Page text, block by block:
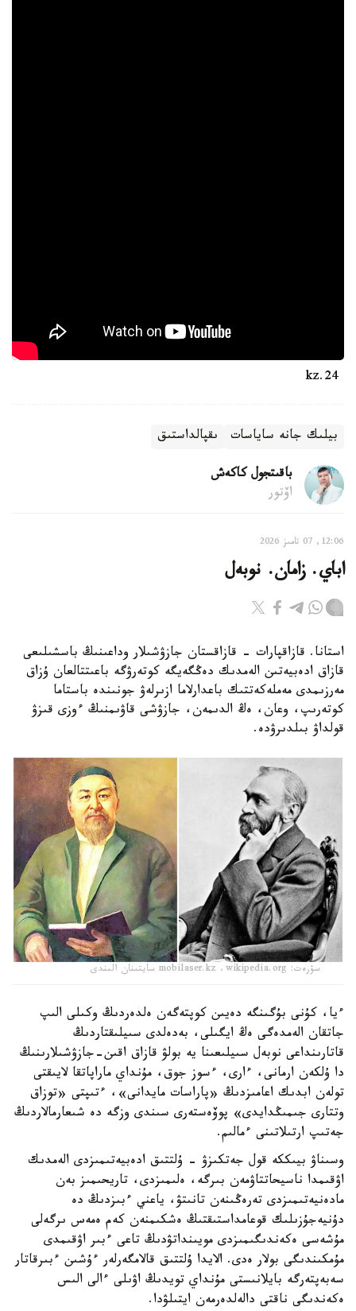
بيلىك جانە ساياسات ىقپالداستىق
باقىتجول كاكەش
اۆتور
12:06, 07 تامىز 2026
اباي. زامان. نوبەل
استانا. قازاقپارات - قازاقستان جازۋشىلار وداعىنىڭ باسشىلىعى
قازاق ادەبيەتىن الەمدىك دەڭگەيگە كوتەرۋگە باعىتتالعان ۇزاق
مەرزىمدى مەملەكەتتىك باعدارلاما ازىرلەۋ جونىندە باستاما
كوتەرىپ، وعان، ەڭ الدىمەن، جازۋشى قاۋىمنىڭ ءوزى قىزۋ
قولداۋ بىلدىرۋدە.
سۋرەت: mobilaser.kz ،wikipedia.org سايتىنان الىندى
ءيا، كۇنى بۇگىنگە دەيىن كوپتەگەن ەلدەردىڭ وكىلى الىپ
جاتقان الەمدەگى ەڭ ايگىلى، بەدەلدى سىيلىقتاردىڭ
قاتارىنداعى نوبەل سىيلىعىنا يە بولۋ قازاق اقىن-جازۋشىلارىنىڭ
دا ۇلكەن ارمانى، ءارى، ءسوز جوق، مۇنداي ماراپاتقا لايىقتى
تولەن ابدىك اعامىزدىڭ «پاراسات مايدانى»، ءتىپتى «توزاق
وتتارى جىمىڭدايدى» پوۆەستەرى سىندى وزگە دە شىعارمالاردىڭ
جەتىپ ارتىلاتىنى ءمالىم.
وسىناۋ بيىككە قول جەتكىزۋ - ۇلتتىق ادەبيەتىمىزدى الەمدىك
اۋقىمدا ناسيحاتتاۋمەن بىرگە، ەلىمىزدى، تاريحىمىز بەن
مادەنيەتىمىزدى تەرەڭىنەن تانىتۋ، ياعني ءبىزدىڭ دە
دۇنيەجۇزىلىك قوعامداستىقتىڭ ەشكىمنەن كەم ەمەس ىرگەلى
مۇشەسى ەكەندىگىمىزدى مويىنداتۋدىڭ تاعى ءبىر اۋقىمدى
مۇمكىندىگى بولار ەدى. الايدا ۇلتتىق قالامگەرلەر ءۇشىن ءبىرقاتار
سەبەپتەرگە بايلانىستى مۇنداي تويدىڭ اۋىلى ءالى الىس
ەكەندىگى ناقتى دالەلدەرمەن ايتىلۋدا.